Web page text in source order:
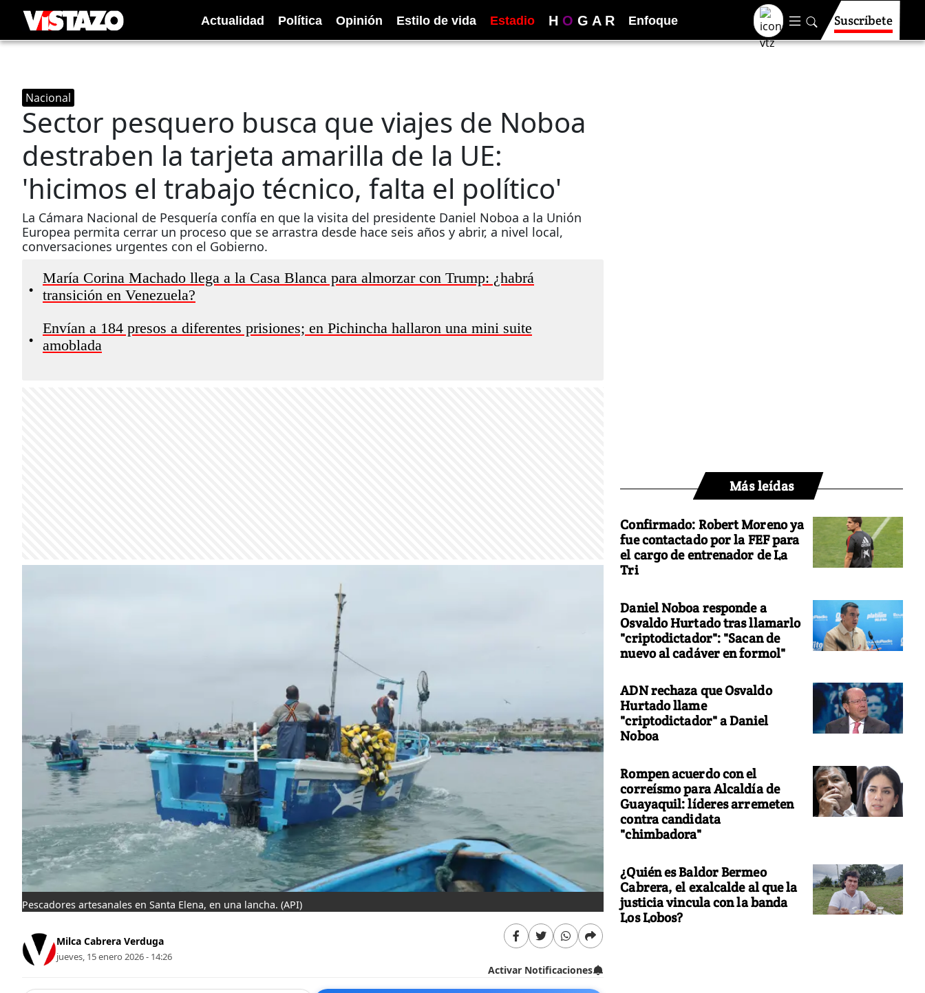
Actualidad Política Opinión Estilo de vida Estadio H O G A R Enfoque Suscríbete
Nacional
Sector pesquero busca que viajes de Noboa
destraben la tarjeta amarilla de la UE:
'hicimos el trabajo técnico, falta el político'
La Cámara Nacional de Pesquería confía en que la visita del presidente Daniel Noboa a la Unión
Europea permita cerrar un proceso que se arrastra desde hace seis años y abrir, a nivel local,
conversaciones urgentes con el Gobierno.
•
María Corina Machado llega a la Casa Blanca para almorzar con Trump: ¿habrá
transición en Venezuela?
•
Envían a 184 presos a diferentes prisiones; en Pichincha hallaron una mini suite
amoblada
Pescadores artesanales en Santa Elena, en una lancha. (API)
Milca Cabrera Verduga
jueves, 15 enero 2026 - 14:26
Activar Notificaciones
Más leídas
Confirmado: Robert Moreno ya
fue contactado por la FEF para
el cargo de entrenador de La
Tri
Daniel Noboa responde a
Osvaldo Hurtado tras llamarlo
"criptodictador": "Sacan de
nuevo al cadáver en formol"
ADN rechaza que Osvaldo
Hurtado llame
"criptodictador" a Daniel
Noboa
Rompen acuerdo con el
correísmo para Alcaldía de
Guayaquil: líderes arremeten
contra candidata
"chimbadora"
¿Quién es Baldor Bermeo
Cabrera, el exalcalde al que la
justicia vincula con la banda
Los Lobos?